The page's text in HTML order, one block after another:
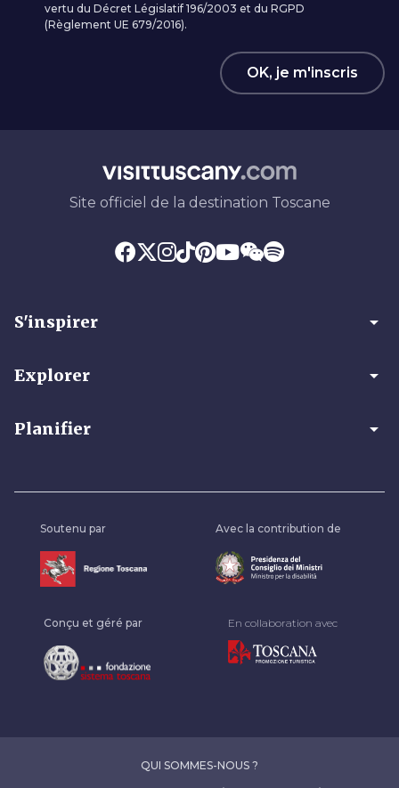
vertu du Décret Législatif 196/2003 et du RGPD
(Règlement UE 679/2016).
OK, je m'inscris
Site officiel de la destination Toscane
S'inspirer arrow_drop_down
Explorer arrow_drop_down
Planifier arrow_drop_down
Soutenu par Avec la contribution de
Conçu et géré par En collaboration avec
QUI SOMMES-NOUS ?